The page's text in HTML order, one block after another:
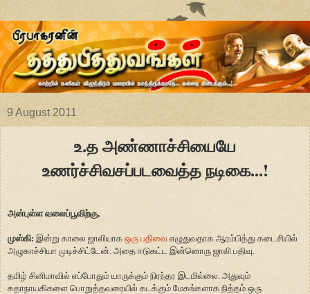
9 August 2011
உ.த அண்ணாச்சியையே
உணர்ச்சிவசப்படவைத்த நடிகை...!
அன்புள்ள வலைப்பூவிற்கு,
முஸ்கி: இன்று காலை ஜாலியாக ஒரு பதிவை எழுதுவதாக ஆரம்பித்து கடைசியில்
அழுகாச்சியா முடிச்சிட்டேன். அதை ஈடுகட்ட இன்னொரு ஜாலி பதிவு.
தமிழ் சினிமாவில் எப்போதும் யாருக்கும் நிரந்தர இடமில்லை. அதுவும்
கதாநாயகிகளை பொறுத்தவரையில் கடக்கும் மேகங்களாக நித்தம் ஒரு